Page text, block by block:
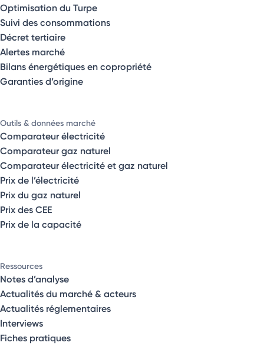
Optimisation du Turpe
Suivi des consommations
Décret tertiaire
Alertes marché
Bilans énergétiques en copropriété
Garanties d’origine
Outils & données marché
Comparateur électricité
Comparateur gaz naturel
Comparateur électricité et gaz naturel
Prix de l’électricité
Prix du gaz naturel
Prix des CEE
Prix de la capacité
Ressources
Notes d’analyse
Actualités du marché & acteurs
Actualités réglementaires
Interviews
Fiches pratiques